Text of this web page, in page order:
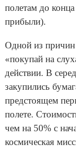
полетам до
прибыли).
Одной из причин
«покупай на
действии. В
закупились
предстоящем
полете.
чем на 50% с
космическая